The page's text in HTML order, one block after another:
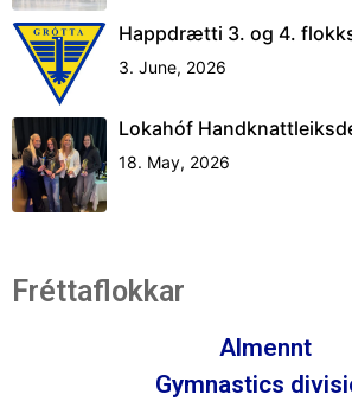
Happdrætti 3. og 4.
3. June, 2026
Lokahóf
18. May, 2026
Fréttaflokkar
Almennt
Gymnastics